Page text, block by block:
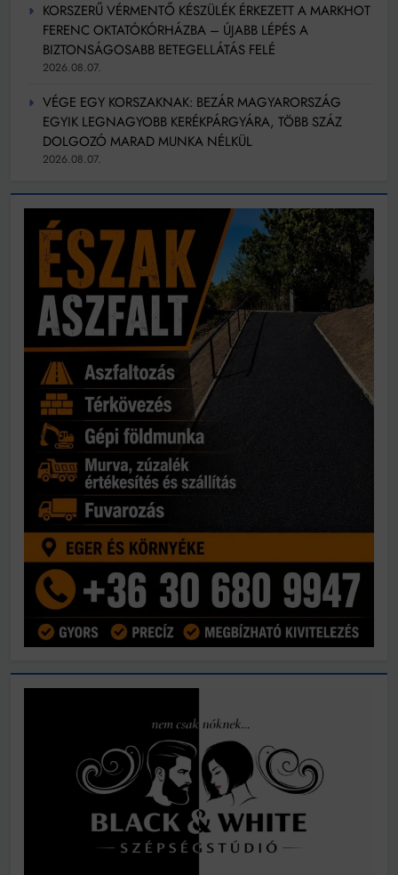
KORSZERŰ VÉRMENTŐ KÉSZÜLÉK ÉRKEZETT A MARKHOT
FERENC OKTATÓKÓRHÁZBA – ÚJABB LÉPÉS A
BIZTONSÁGOSABB BETEGELLÁTÁS FELÉ
2026.08.07.
VÉGE EGY KORSZAKNAK: BEZÁR MAGYARORSZÁG
EGYIK LEGNAGYOBB KERÉKPÁRGYÁRA, TÖBB SZÁZ
DOLGOZÓ MARAD MUNKA NÉLKÜL
2026.08.07.